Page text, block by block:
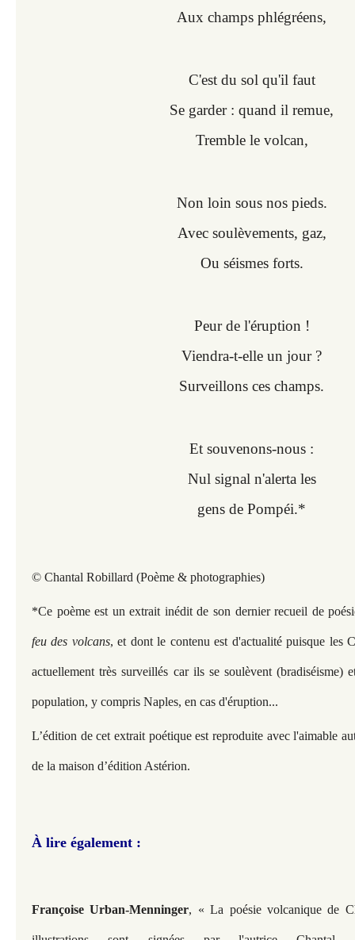
Aux champs phlégréens,
C'est du sol qu'il faut
Se garder : quand il remue,
Tremble le volcan,
Non loin sous nos pieds.
Avec soulèvements, gaz,
Ou séismes forts.
Peur de l'éruption !
Viendra-t-elle un jour ?
Surveillons ces champs.
Et souvenons-nous :
Nul signal n'alerta les
gens de Pompéi.*
© Chantal Robillard (Poème & photographies)
*Ce poème est un extrait inédit de son dernier recueil de
feu des volcans, et dont le contenu est d'actualité puisque les
actuellement très surveillés car ils se soulèvent (bradiséisme)
population, y compris Naples, en cas d'éruption...
L’édition de cet extrait poétique est reproduite avec l'aimable
de la maison d’édition Astérion.
À lire également :
Françoise Urban-Menninger, « La poésie volcanique de